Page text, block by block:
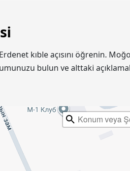
kıble açısını öğrenin.
bulun ve alttaki